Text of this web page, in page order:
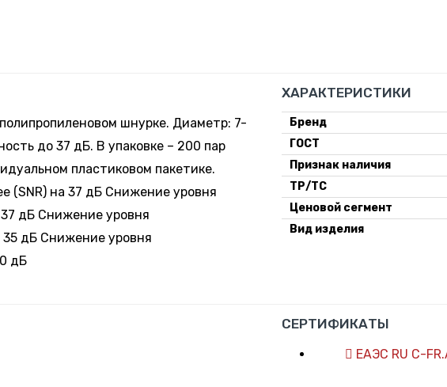
шнурке. Диаметр: 7-
до 37 дБ. В упаковке – 200 пар
пластиковом пакетике.
(SNR) на 37 дБ Снижение уровня
дБ Снижение уровня
35 дБ Снижение уровня
дБ
ХАРАКТЕРИСТИКИ
Бренд
ГОСТ
Признак наличия
ТР/ТС
Ценовой сегмент
Вид изделия
СЕРТИФИКАТЫ
ЕАЭС RU C-